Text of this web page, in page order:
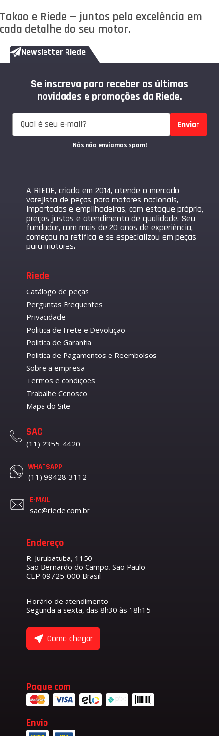
Takao e Riede — juntos pela excelência em
cada detalhe do seu motor.
Newsletter Riede
Se inscreva para receber as últimas
novidades e promoções da Riede.
Enviar
Nós não enviamos spam!
A RIEDE, criada em 2014, atende o mercado
varejista de peças para motores nacionais,
importados e empilhadeiras, com estoque próprio,
preços justos e atendimento de qualidade. Seu
fundador, com mais de 20 anos de experiência,
começou na retífica e se especializou em peças
para motores.
Riede
Catálogo de peças
Perguntas Frequentes
Privacidade
Politica de Frete e Devolução
Politica de Garantia
Politica de Pagamentos e Reembolsos
Sobre a empresa
Termos e condições
Trabalhe Conosco
Mapa do Site
SAC
(11) 2355-4420
WHATSAPP
(11) 99428-3112
E-MAIL
sac@riede.com.br
Endereço
R. Jurubatuba, 1150
São Bernardo do Campo, São Paulo
CEP 09725-000 Brasil
Horário de atendimento
Segunda a sexta, das 8h30 às 18h15
Como chegar
Pague com
Envio